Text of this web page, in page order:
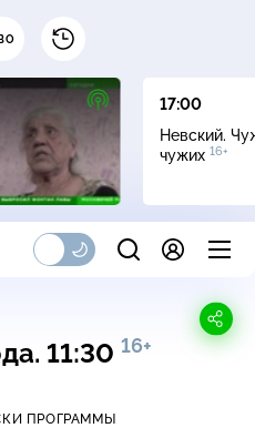
17:00
Невский.
чужих 16+
11:30 16+
ПРОГРАММЫ